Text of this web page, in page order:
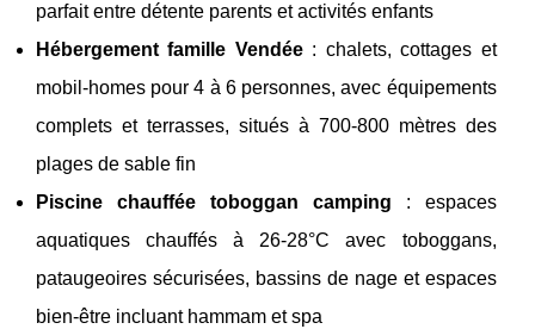
parfait entre détente parents et activités enfants
Hébergement famille Vendée: chalets, cottages et
mobil-homes pour 4 à 6 personnes, avec équipements
complets et terrasses, situés à 700-800 mètres des
plages de sable fin
Piscine chauffée toboggan camping : espaces
aquatiques chauffés à 26-28°C avec toboggans,
pataugeoires sécurisées, bassins de nage et espaces
bien-être incluant hammam et spa